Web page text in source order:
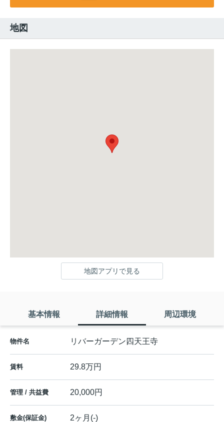
地図
地図アプリで見る
基本情報 詳細情報 周辺環境
物件名 リバーガーデン四天王寺
賃料 29.8万円
管理 / 共益費 20,000円
敷金(保証金) 2ヶ月(-)